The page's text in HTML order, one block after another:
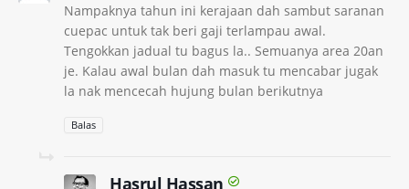
Nampaknya tahun ini kerajaan dah sambut saranan
cuepac untuk tak beri gaji terlampau awal.
Tengokkan jadual tu bagus la.. Semuanya area 20an
je. Kalau awal bulan dah masuk tu mencabar jugak
la nak mencecah hujung bulan berikutnya
Balas
Hasrul Hassan